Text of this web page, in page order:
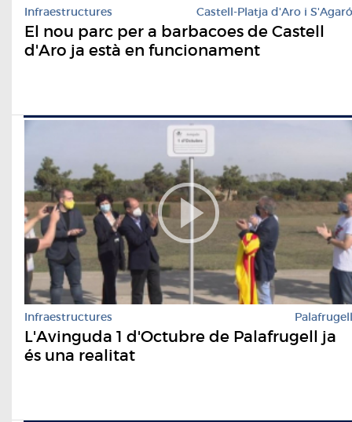
Infraestructures Castell-Platja d'Aro i S'Agaró
El nou parc per a barbacoes de Castell
d'Aro ja està en funcionament
Infraestructures Palafrugell
L'Avinguda 1 d'Octubre de Palafrugell ja
és una realitat